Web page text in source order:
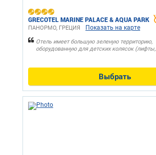
GRECOTEL MARINE PALACE & AQUA PARK
ПАНОРМО, ГРЕЦИЯ Показать на карте
Отель имеет большую зеленую территорию,
оборудованную для детских колясок
Выбрать